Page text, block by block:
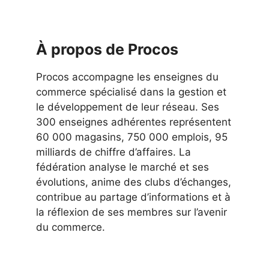
À propos de Procos
Procos accompagne les enseignes du
commerce spécialisé dans la gestion et
le développement de leur réseau. Ses
300 enseignes adhérentes représentent
60 000 magasins, 750 000 emplois, 95
milliards de chiffre d’affaires. La
fédération analyse le marché et ses
évolutions, anime des clubs d’échanges,
contribue au partage d’informations et à
la réflexion de ses membres sur l’avenir
du commerce.